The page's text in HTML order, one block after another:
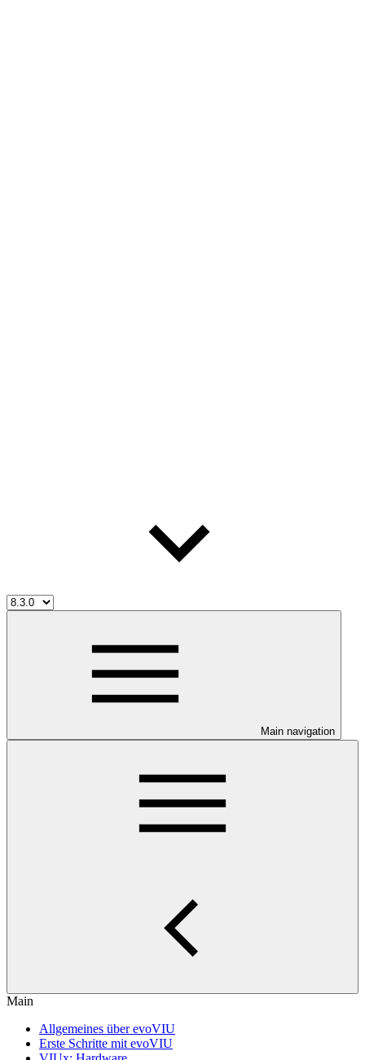
Main navigation
Main
Allgemeines über evoVIU
Erste Schritte mit evoVIU